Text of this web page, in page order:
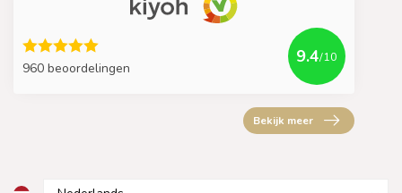
960 beoordelingen
9.4/10
Bekijk meer